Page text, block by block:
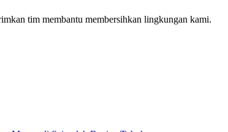
tim membantu membersihkan lingkungan kami.